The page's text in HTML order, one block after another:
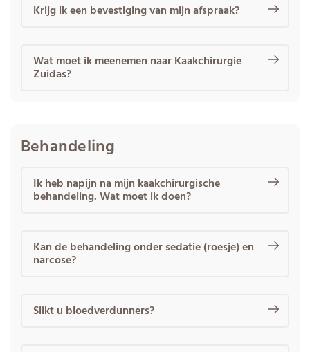
Krijg ik een bevestiging van mijn afspraak?
Wat moet ik meenemen naar Kaakchirurgie
Zuidas?
Behandeling
Ik heb napijn na mijn kaakchirurgische
behandeling. Wat moet ik doen?
Kan de behandeling onder sedatie (roesje) en
narcose?
Slikt u bloedverdunners?